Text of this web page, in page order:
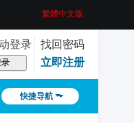
繁體中文版
登录
找回密码
立即注册
快捷导航